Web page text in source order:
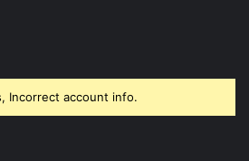
Incorrect account info.